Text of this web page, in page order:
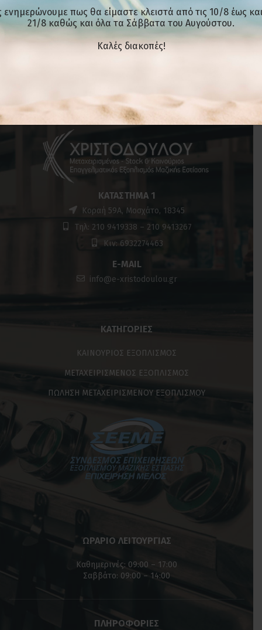
Κωδικός: Α3867
Διαστάσεις(ΜxΠxΥ): 97 × 43 ×
83 cm
ΚΑΤΆΣΤΗΜΑ 1
Κοραή 59Α, Μοσχάτο, 18345
Τηλ: 210 9419338 – 210 9413267
Κιν: 6932274463
E-MAIL
info@e-xristodoulou.gr
ΚΑΤΗΓΟΡΊΕΣ
ΚΑΙΝΟΥΡΙΟΣ ΕΞΟΠΛΙΣΜΟΣ
ΜΕΤΑΧΕΙΡΙΣΜΕΝΟΣ ΕΞΟΠΛΙΣΜΟΣ
ΠΩΛΗΣΗ ΜΕΤΑΧΕΙΡΙΣΜΕΝΟΥ ΕΞΟΠΛΙΣΜΟΥ
ΩΡΑΡΙΟ ΛΕΙΤΟΥΡΓΙΑΣ
Καθημερινές: 09:00 – 17:00
Σαββάτο: 09:00 – 14:00
ΠΛΗΡΟΦΟΡΙΕΣ
ενημερώνουμε πως θα είμαστε κλειστά από τις 10/8 έως και
21/8 καθώς και όλα τα Σάββατα του Αυγούστου.
Kαλές διακοπές!